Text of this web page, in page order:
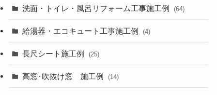
洗面・トイレ・風呂リフォーム工事施工例 (64)
給湯器・エコキュート工事施工例 (4)
長尺シート施工例 (25)
高窓･吹抜け窓 施工例 (14)